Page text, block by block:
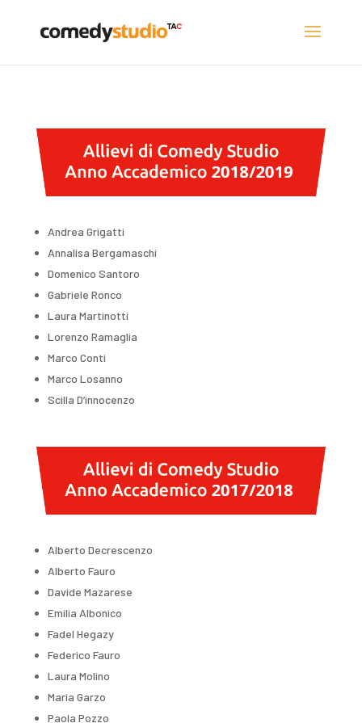
Andrea Grigatti
Annalisa Bergamaschi
Domenico Santoro
Gabriele Ronco
Laura Martinotti
Lorenzo Ramaglia
Marco Conti
Marco Losanno
Scilla D’innocenzo
Alberto Decrescenzo
Alberto Fauro
Davide Mazarese
Emilia Albonico
Fadel Hegazy
Federico Fauro
Laura Molino
Maria Garzo
Paola Pozzo